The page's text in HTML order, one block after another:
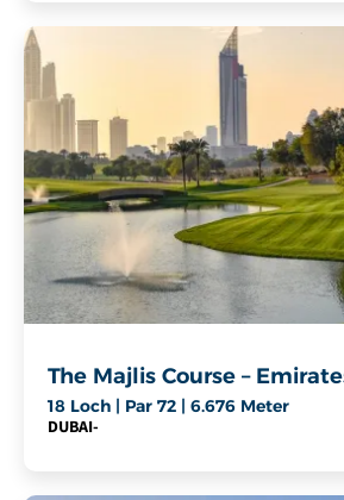
The Majlis Course –
18 Loch | Par 72 | 6.676 Meter
DUBAI-